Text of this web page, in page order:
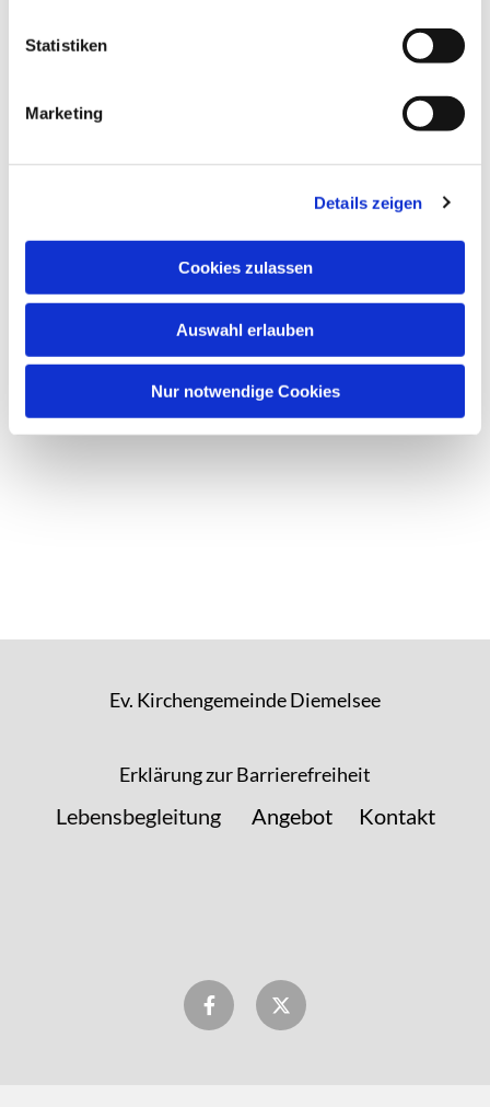
Statistiken
Marketing
Details zeigen
Cookies zulassen
Auswahl erlauben
Nur notwendige Cookies
Ev. Kirchengemeinde Diemelsee
Erklärung zur Barrierefreiheit
Lebensbegleitung Angebot Kontakt